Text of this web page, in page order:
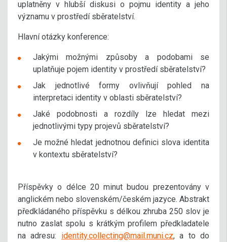
uplatněny v hlubší diskusi o pojmu identity a jeho
významu v prostředí sběratelství.
Hlavní otázky konference:
Jakými možnými způsoby a podobami se
uplatňuje pojem identity v prostředí sběratelství?
Jak jednotlivé formy ovlivňují pohled na
interpretaci identity v oblasti sběratelství?
Jaké podobnosti a rozdíly lze hledat mezi
jednotlivými typy projevů sběratelství?
Je možné hledat jednotnou definici slova identita
v kontextu sběratelství?
Příspěvky o délce 20 minut budou prezentovány v
anglickém nebo slovenském/českém jazyce. Abstrakt
předkládaného příspěvku s délkou zhruba 250 slov je
nutno zaslat spolu s krátkým profilem předkladatele
na adresu: identity.collecting@mail.muni.cz, a to do